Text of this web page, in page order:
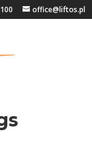
office@liftos.pl